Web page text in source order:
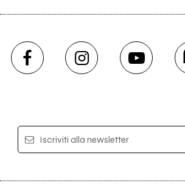
Iscriviti alla newsletter